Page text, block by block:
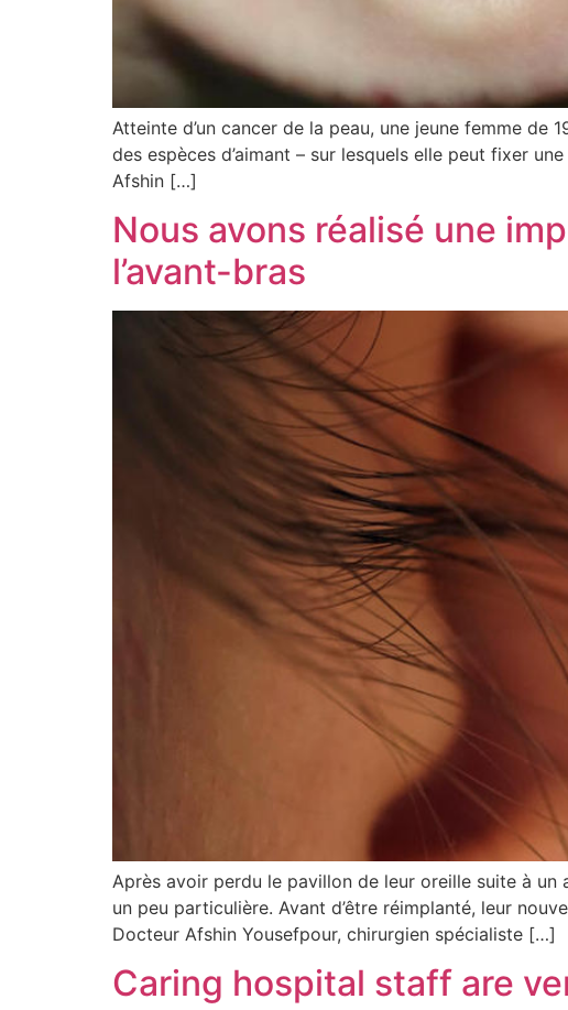
Atteinte d’un cancer de la peau, une jeune femme de
des espèces d’aimant – sur lesquels elle peut fixer
Afshin […]
Nous avons réalisé une
l’avant-bras
Après avoir perdu le pavillon de leur oreille suite à
un peu particulière. Avant d’être réimplanté, leur
Docteur Afshin Yousefpour, chirurgien spécialiste […]
Caring hospital staff are